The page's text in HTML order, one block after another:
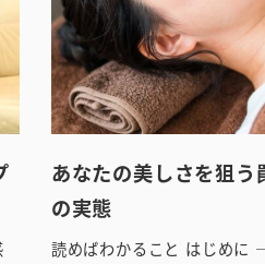
あなたの美しさを狙
の実態
読めばわかること はじめに